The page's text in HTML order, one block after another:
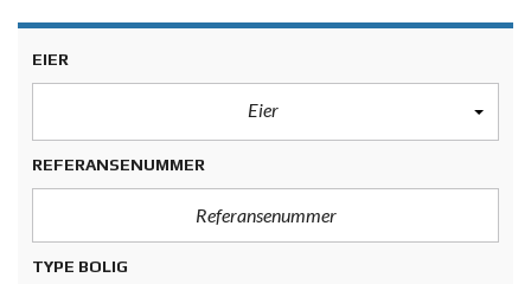
EIER
Eier
REFERANSENUMMER
TYPE BOLIG